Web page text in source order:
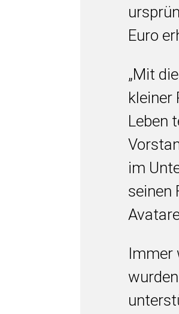
Euro
„Mit
kleiner
Leben
im
seinen
Immer